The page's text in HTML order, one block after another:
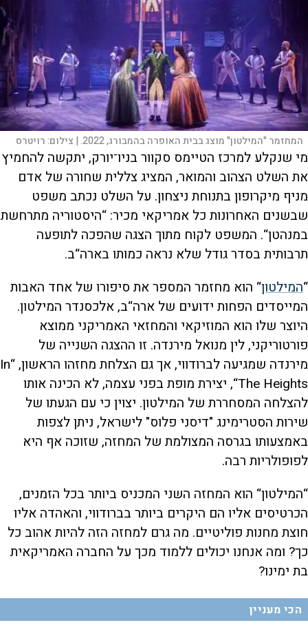
המחזמר "המילטון" מוצג בבית האופרה בהמבורג, 2022. | צילום:רויטרס
מי שנקלע למרכז הטיימס סקוור בניו־יורק, יתקשה להחמיץ
את השלט הצהוב והמואר, המציג צללית שחורה של אדם
מניף מיקרופון בתנוחת ניצחון. על השלט נכתב משפט
שבשנים האחרונות כל אמריקאי מכיר: “היסטוריה מתרחשת
במנהטן“. המשפט לקוח מתוך הצגה שהפכה לתופעה
תרבותית בסדר גודל שלא נראה כמותו בארה“ב.
“המילטון“ הוא מחזמר המספר את סיפורו של אחד האבות
המייסדים הפחות ידועים של ארה“ב, אלכסנדר המילטון.
היוצר שלו הוא המוזיקאי והמחזאי האמריקני ממוצא
פורטוריקני, לין מנואל מירנדה. זו ההצגה השנייה של
מירנדה שמגיעה לברודווי, אך גם הצלחת מחזהו הראשון, “In
The Heights“, יצירת מופת בפני עצמה, לא הכינה אותו
להצלחה המסחררת של המילטון. יצוין כי עם הגעתו של
שירות הסטרימינג "דיסני פלוס" לישראל, ניתן לצפות
באמצעותו בגרסה המצולמת של המחזה, שזוכה אף היא
לפופולריות רבה.
“המילטון“ הוא המחזה השני המכניס ביותר בכל הזמנים,
הכרטיסים אליו הם היקרים ביותר בברודווי, והאהדה אליו
חוצת מחנות פוליטיים. מה גרם למחזה הזה להיות אהוב כל
כך? ומה אנחנו יכולים ללמוד מכך על החברה האמריקאית
בת ימינו?
הכי מעניין